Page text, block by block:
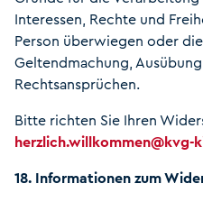
Interessen, Rechte und
Person überwiegen oder
Geltendmachung,
Rechtsansprüchen.
Bitte richten Sie Ihren
herzlich.willkommen@kvg-
18. Informationen zum